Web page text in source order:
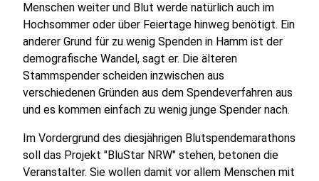
Menschen weiter und Blut werde natürlich auch im
Hochsommer oder über Feiertage hinweg benötigt. Ein
anderer Grund für zu wenig Spenden in Hamm ist der
demografische Wandel, sagt er. Die älteren
Stammspender scheiden inzwischen aus
verschiedenen Gründen aus dem Spendeverfahren aus
und es kommen einfach zu wenig junge Spender nach.
Im Vordergrund des diesjährigen Blutspendemarathons
soll das Projekt "BluStar NRW" stehen, betonen die
Veranstalter. Sie wollen damit vor allem Menschen mit